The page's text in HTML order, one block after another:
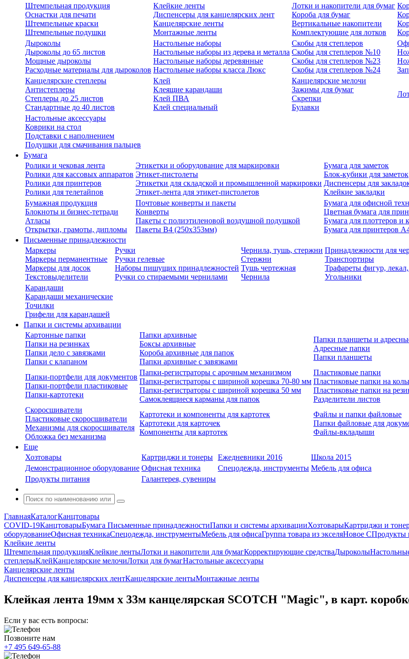
Штемпельная продукция
Оснастки для печати
Штемпельные краски
Штемпельные подушки
Клейкие ленты
Диспенсеры для канцелярских лент
Канцелярские ленты
Монтажные ленты
Лотки и накопители для бумаг
Короба для бумаг
Вертикальные накопители
Комплектующие для лотков
Дыроколы
Дыроколы до 65 листов
Мощные дыроколы
Расходные материалы для дыроколов
Настольные наборы
Настольные наборы из дерева и металла
Настольные наборы деревянные
Настольные наборы класса Люкс
Скобы для степлеров
Скобы для степлеров №10
Скобы для степлеров №23
Скобы для степлеров №24
Канцелярские степлеры
Антистеплеры
Степлеры до 25 листов
Стандартные до 40 листов
Клей
Клеящие карандаши
Клей ПВА
Клей специальный
Канцелярские мелочи
Зажимы для бумаг
Скрепки
Булавки
Настольные аксессуары
Коврики на стол
Подставки с наполнением
Подушки для смачивания пальцев
Бумага
Ролики и чековая лента
Ролики для кассовых аппаратов
Ролики для принтеров
Ролики для телетайпов
Этикетки и оборудование для маркировки
Этикет-пистолеты
Этикетки для складской и промышленной маркировки
Этикет-лента для этикет-пистолетов
Бумага для заметок
Блок-кубики для заметок
Диспенсеры для
Клейкие закладки
Бумажная продукция
Блокноты и бизнес-тетради
Атласы
Открытки, грамоты, дипломы
Почтовые конверты и пакеты
Конверты
Пакеты с полиэтиленовой воздушной подушкой
Пакеты В4 (250х353мм)
Бумага для офисной
Цветная бумага для
Бумага для плоттеров и
Бумага для принтеров
Письменные принадлежности
Маркеры
Маркеры перманентные
Маркеры для досок
Текстовыделители
Ручки
Ручки гелевые
Наборы пишущих принадлежностей
Ручки со стираемыми чернилами
Чернила, тушь, стержни
Стержни
Тушь чертежная
Чернила
Принадлежности для
Транспортиры
Трафареты фигур,
Угольники
Карандаши
Карандаши механические
Точилки
Грифели для карандашей
Папки и системы архивации
Картонные папки
Папки на резинках
Папки дело с завязками
Папки с клапаном
Папки архивные
Боксы архивные
Короба архивные для папок
Папки архивные с завязками
Папки планшеты и
Адресные папки
Папки планшеты
Папки-портфели для документов
Папки-портфели пластиковые
Папки-картотеки
Папки-регистраторы с арочным механизмом
Папки-регистраторы с шириной корешка 70-80 мм
Папки-регистраторы с шириной корешка 50 мм
Самоклеящиеся карманы для папок
Пластиковые папки
Пластиковые папки на
Пластиковые папки на
Разделители листов
Скоросшиватели
Пластиковые скоросшиватели
Механизмы для скоросшивателя
Обложка без механизма
Картотеки и компоненты для картотек
Картотеки для карточек
Компоненты для картотек
Файлы и папки файловые
Папки файловые для
Файлы-вкладыши
Еще
Хозтовары
Картриджи и тонеры Ежедневники 2016
Школа 2015
Демонстрационное оборудование Офисная техника Спецодежда, инструменты Мебель для офиса
Продукты питания
Галантерея, сувениры
ГлавнаяКаталогКанцтовары
COVID-19КанцтоварыБумага Письменные принадлежностиПапки и системы архивацииХозтоварыКартриджи и
оборудованиеОфисная техникаСпецодежда, инструментыМебель для офисаГруппа товара из экселяНовое СПродукты
Клейкие ленты
Штемпельная продукцияКлейкие лентыЛотки и накопители для бумагКорректирующие средстваДыроколы
степлерыКлейКанцелярские мелочиЛотки для бумагНастольные аксессуары
Канцелярские ленты
Диспенсеры для канцелярских лентКанцелярские лентыМонтажные ленты
Клейкая лента 19мм х 33м канцелярская SCOTCH "Magic", в карт.
Если у вас есть вопросы:
Позвоните нам
+7 495 649-65-88